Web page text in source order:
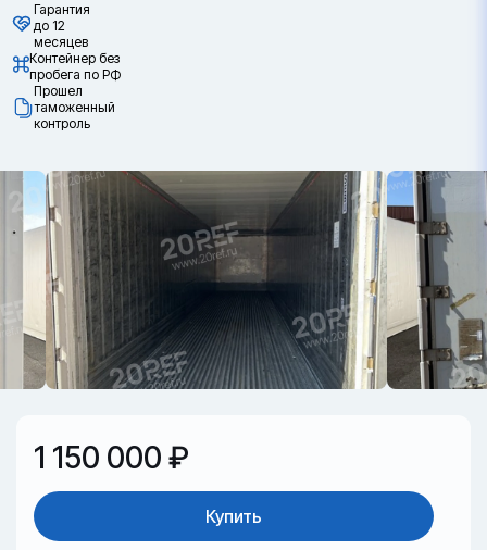
Гарантия
до 12
месяцев
Контейнер без
пробега по РФ
Прошел
таможенный
контроль
1 150 000 ₽
Купить